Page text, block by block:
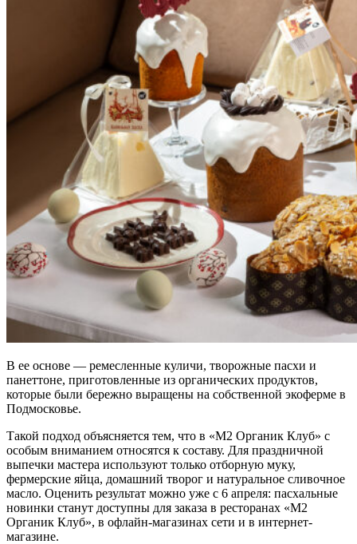
В ее основе — ремесленные куличи, творожные пасхи и
панеттоне, приготовленные из органических продуктов,
которые были бережно выращены на собственной экоферме в
Подмосковье.
Такой подход объясняется тем, что в «М2 Органик Клуб» с
особым вниманием относятся к составу. Для праздничной
выпечки мастера используют только отборную муку,
фермерские яйца, домашний творог и натуральное сливочное
масло. Оценить результат можно уже с 6 апреля: пасхальные
новинки станут доступны для заказа в ресторанах «М2
Органик Клуб», в офлайн-магазинах сети и в интернет-
магазине.